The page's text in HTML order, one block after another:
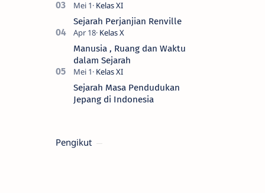
Sejarah Perjanjian Renville
Manusia , Ruang dan Waktu
dalam Sejarah
Sejarah Masa Pendudukan
Jepang di Indonesia
Pengikut